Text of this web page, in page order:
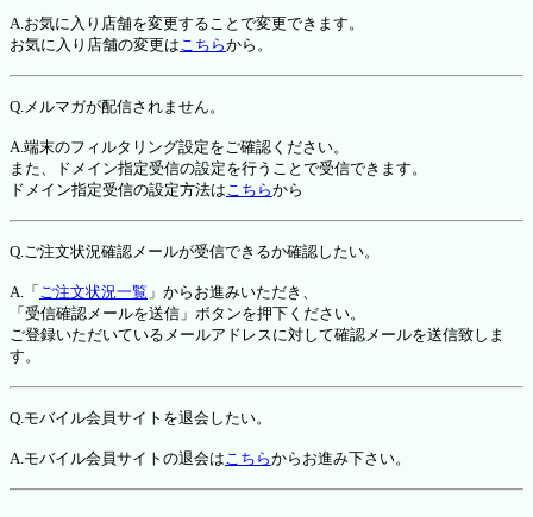
A.お気に入り店舗を変更することで変更できます。
お気に入り店舗の変更はこちらから。
Q.メルマガが配信されません。
A.端末のフィルタリング設定をご確認ください。
また、ドメイン指定受信の設定を行うことで受信できます。
ドメイン指定受信の設定方法はこちらから
Q.ご注文状況確認メールが受信できるか確認したい。
A.「 ご注文状況一覧 」からお進みいただき、
「受信確認メールを送信」ボタンを押下ください。
ご登録いただいているメールアドレスに対して確認メールを送信致しま
す。
Q.モバイル会員サイトを退会したい。
A.モバイル会員サイトの退会はこちらからお進み下さい。